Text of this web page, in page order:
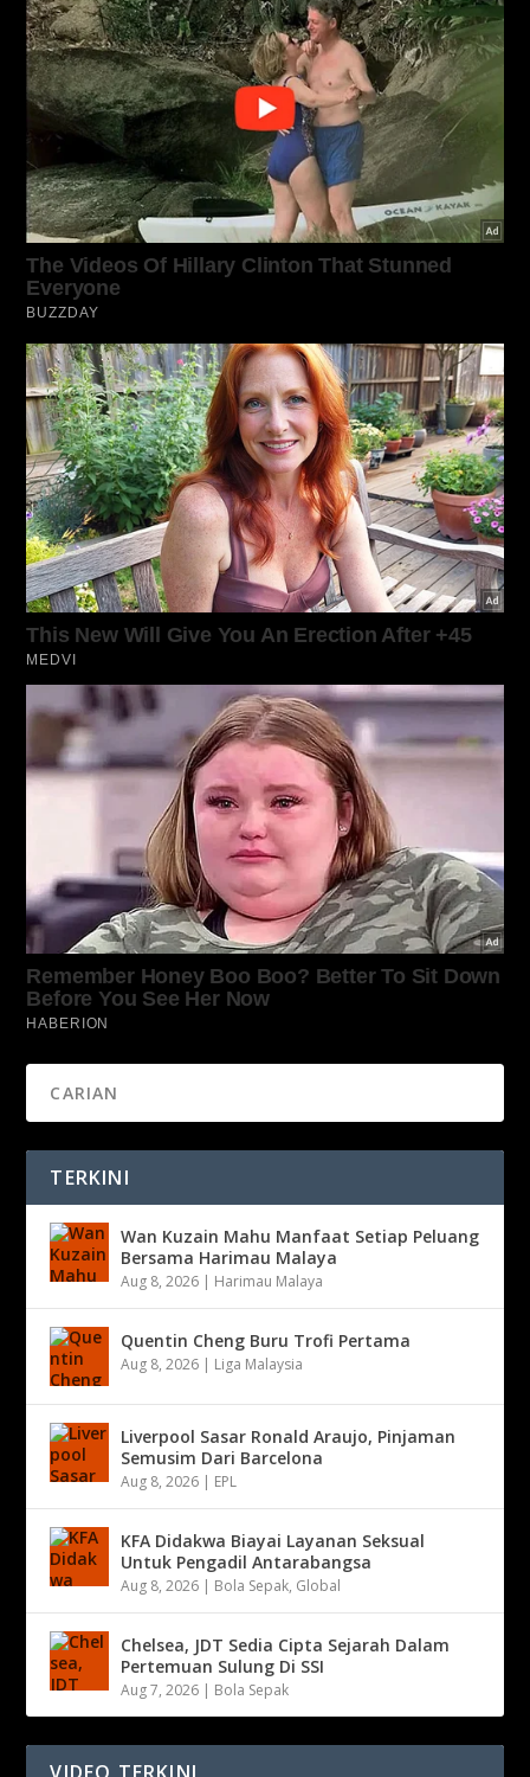
TERKINI
Wan Kuzain Mahu Manfaat Setiap Peluang
Bersama Harimau Malaya
Aug 8, 2026 | Harimau Malaya
Quentin Cheng Buru Trofi Pertama
Aug 8, 2026 | Liga Malaysia
Liverpool Sasar Ronald Araujo, Pinjaman
Semusim Dari Barcelona
Aug 8, 2026 | EPL
KFA Didakwa Biayai Layanan Seksual
Untuk Pengadil Antarabangsa
Aug 8, 2026 | Bola Sepak, Global
Chelsea, JDT Sedia Cipta Sejarah Dalam
Pertemuan Sulung Di SSI
Aug 7, 2026 | Bola Sepak